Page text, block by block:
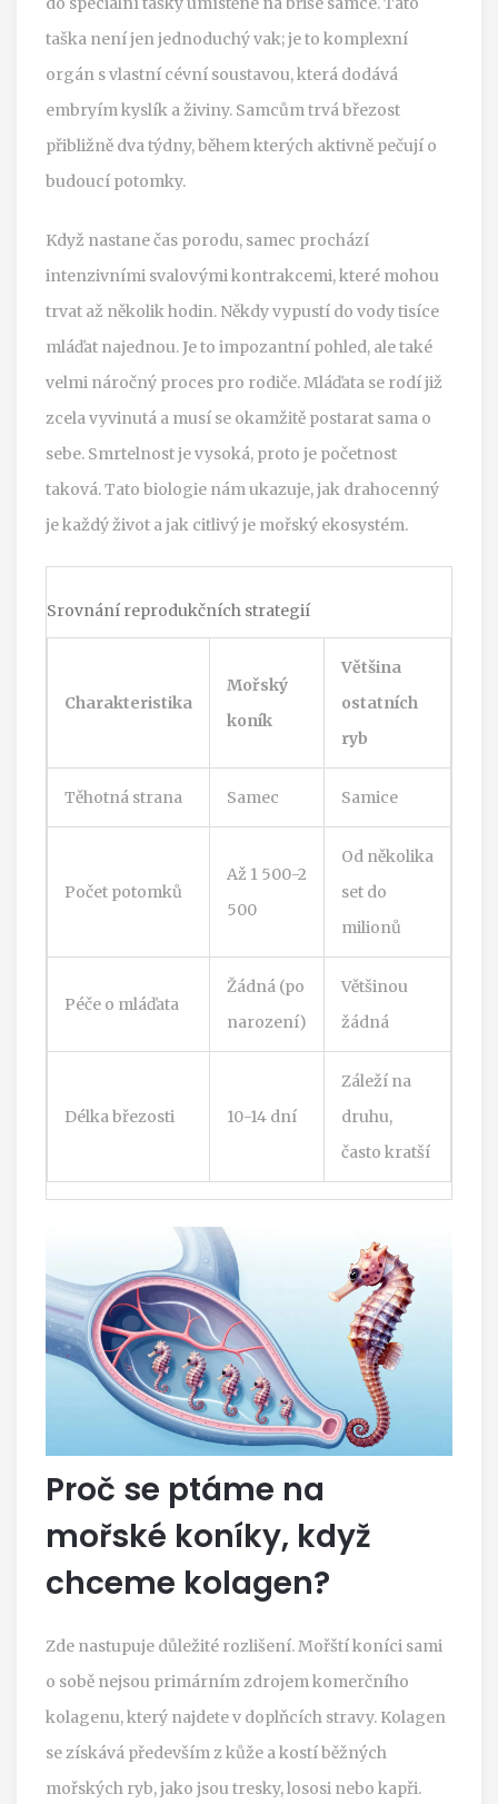
taška není jen jednoduchý vak; je to komplexní
orgán s vlastní cévní soustavou, která dodává
embryím kyslík a živiny. Samcům trvá březost
přibližně dva týdny, během kterých aktivně pečují o
budoucí potomky.
Když nastane čas porodu, samec prochází
intenzivními svalovými kontrakcemi, které mohou
trvat až několik hodin. Někdy vypustí do vody tisíce
mláďat najednou. Je to impozantní pohled, ale také
velmi náročný proces pro rodiče. Mláďata se rodí již
zcela vyvinutá a musí se okamžitě postarat sama o
sebe. Smrtelnost je vysoká, proto je početnost
taková. Tato biologie nám ukazuje, jak drahocenný
je každý život a jak citlivý je mořský ekosystém.
Srovnání reprodukčních strategií
Charakteristika
Mořský
koník
Většina
ostatních
ryb
Těhotná strana Samec Samice
Počet potomků
Až 1 500-2
500
Od několika
set do
milionů
Péče o mláďata
Žádná (po
narození)
Většinou
žádná
Délka březosti 10-14 dní
Záleží na
druhu,
často kratší
Proč se ptáme na
mořské koníky, když
chceme kolagen?
Zde nastupuje důležité rozlišení. Mořští koníci sami
o sobě nejsou primárním zdrojem komerčního
kolagenu, který najdete v doplňcích stravy. Kolagen
se získává především z kůže a kostí běžných
mořských ryb, jako jsou tresky, lososi nebo kapři.